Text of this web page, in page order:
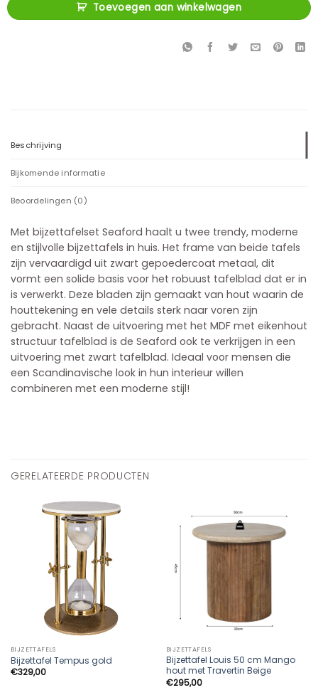
Toevoegen aan winkelwagen
Beschrijving
Bijkomende informatie
Beoordelingen (0)
Met bijzettafelset Seaford haalt u twee trendy, moderne
en stijlvolle bijzettafels in huis. Het frame van beide tafels
zijn vervaardigd uit zwart gepoedercoat metaal, dit
vormt een solide basis voor het robuust tafelblad dat er in
is verwerkt. Deze bladen zijn gemaakt van hout waarin de
houttekening en vele details sterk naar voren zijn
gebracht. Naast de uitvoering met het MDF met eikenhout
structuur tafelblad is de Seaford ook te verkrijgen in een
uitvoering met zwart tafelblad. Ideaal voor mensen die
een Scandinavische look in hun interieur willen
combineren met een moderne stijl!
GERELATEERDE PRODUCTEN
BIJZETTAFELS
Bijzettafel Tempus gold
€329,00
BIJZETTAFELS
Bijzettafel Louis 50 cm Mango
hout met Travertin Beige
€295,00